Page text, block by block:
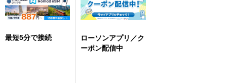
最短5分で接続
ローソンアプリ／ク
ーポン配信中